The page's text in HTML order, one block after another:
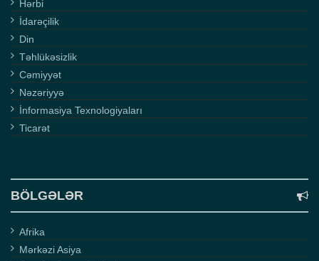
Hərbi
İdarəçilik
Din
Təhlükəsizlik
Cəmiyyət
Nəzəriyyə
İnformasiya Texnologiyaları
Ticarət
BÖLGƏLƏR
Afrika
Mərkəzi Asiya